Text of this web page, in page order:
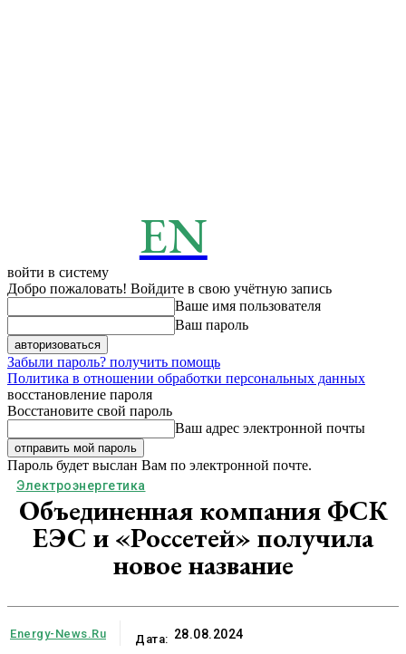
EN
войти в систему
Добро пожаловать! Войдите в свою учётную запись
Ваше имя пользователя
Ваш пароль
Забыли пароль? получить помощь
Политика в отношении обработки персональных данных
восстановление пароля
Восстановите свой пароль
Ваш адрес электронной почты
Пароль будет выслан Вам по электронной почте.
Электроэнергетика
Объединенная компания ФСК
ЕЭС и «Россетей» получила
новое название
Energy-News.ru Дата: 28.08.2024